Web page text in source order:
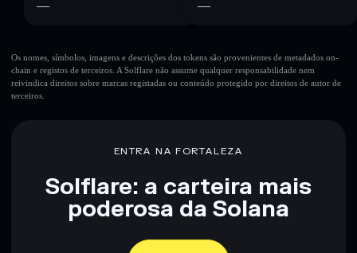
— —
Os nomes, símbolos, imagens e descrições dos tokens são provenientes de metadados on-
chain e registos de terceiros. A Solflare não assume qualquer responsabilidade nem
reivindica direitos sobre marcas registadas ou conteúdo protegido por direitos de autor de
terceiros.
ENTRA NA FORTALEZA
Solflare: a carteira mais
poderosa da Solana